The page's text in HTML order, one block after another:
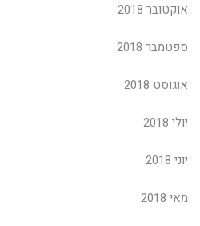
אוקטובר 2018
ספטמבר 2018
אוגוסט 2018
יולי 2018
יוני 2018
מאי 2018